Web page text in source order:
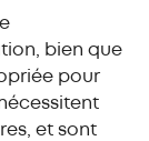
bien que
pour
et sont